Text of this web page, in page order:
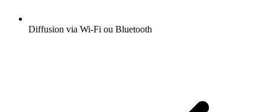
Diffusion via Wi-Fi ou Bluetooth